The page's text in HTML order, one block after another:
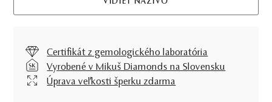
VIDIEŤ NAŽIVO
Certifikát z gemologického laboratória
Vyrobené v Mikuš Diamonds na Slovensku
Úprava veľkosti šperku zdarma